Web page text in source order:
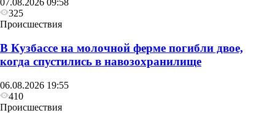
07.08.2026 09:58
325
Происшествия
В Кузбассе на молочной ферме погибли двое,
когда спустились в навозохранилище
06.08.2026 19:55
410
Происшествия